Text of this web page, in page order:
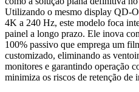
Utilizando o mesmo display QD-
4K a 240 Hz, este modelo foca
painel a longo prazo. Ele inova
100% passivo que emprega um
customizado, eliminando as
monitores e garantindo operação
minimiza os riscos de retenção de